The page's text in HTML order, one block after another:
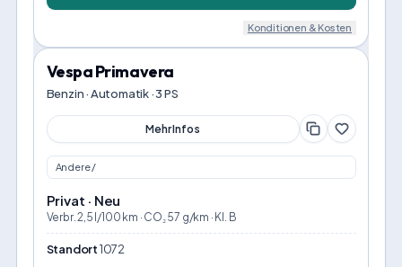
Konditionen & Kosten
Vespa Primavera
Benzin · Automatik · 3 PS
Mehr Infos
Andere /
Privat · Neu
Verbr. 2,5 l/100 km · CO₂ 57 g/km · Kl. B
Standort1072